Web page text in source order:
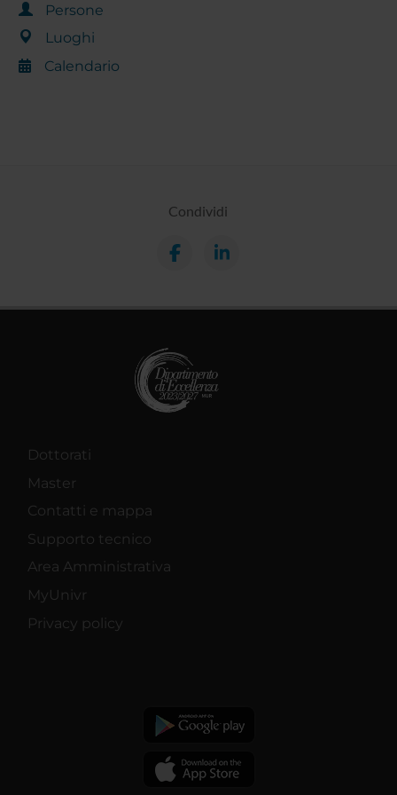
Persone
Luoghi
Calendario
Condividi
Dottorati
Master
Contatti e mappa
Supporto tecnico
Area Amministrativa
MyUnivr
Privacy policy